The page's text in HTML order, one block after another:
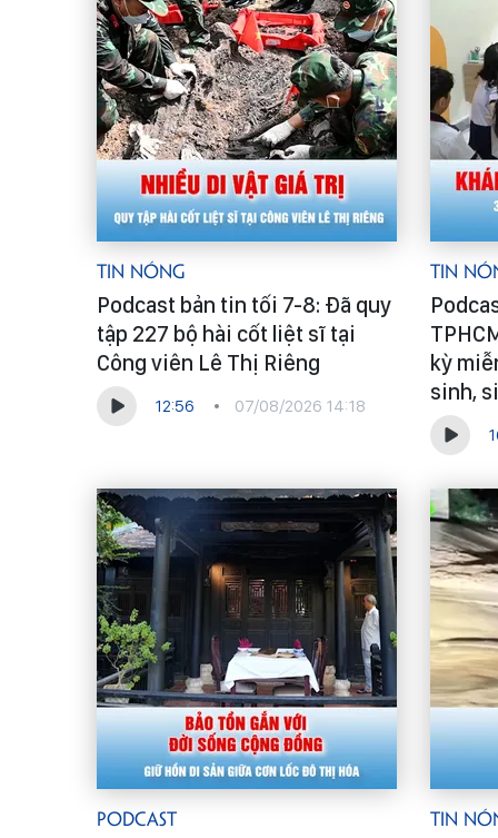
Tin Nóng
Podcast bản tin tối 7-8: Đã quy
tập 227 bộ hài cốt liệt sĩ tại
Công viên Lê Thị Riêng
12:56 07/08/2026 14:18
Tin
kỳ
sinh,
Podcast Tin